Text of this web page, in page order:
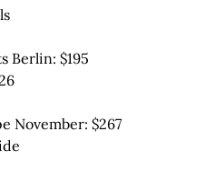
Berlin: $195
November: $267